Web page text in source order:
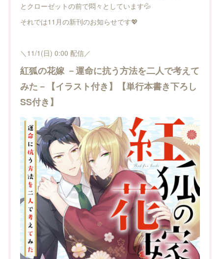
とクローゼットの前で悶々としています💦
それでは11月の新刊のお知らせです💖
＼11/1(日) 0:00 配信／
紅狐の花嫁 －運命に抗う方法を二人で考えて
みた－【イラスト付き】【単行本書き下ろし
SS付き】